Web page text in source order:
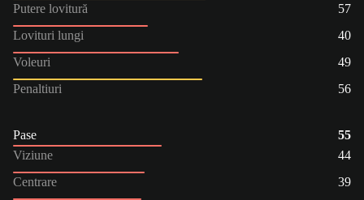
Putere lovitură
57
Lovituri lungi
40
Voleuri
49
Penaltiuri
56
Pase
55
Viziune
44
Centrare
39